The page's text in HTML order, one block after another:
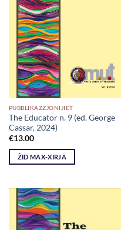
PUBBLIKAZZJONIJIET
The Educator n. 9 (ed. George
Cassar, 2024)
€13.00
ŻID MAX-XIRJA